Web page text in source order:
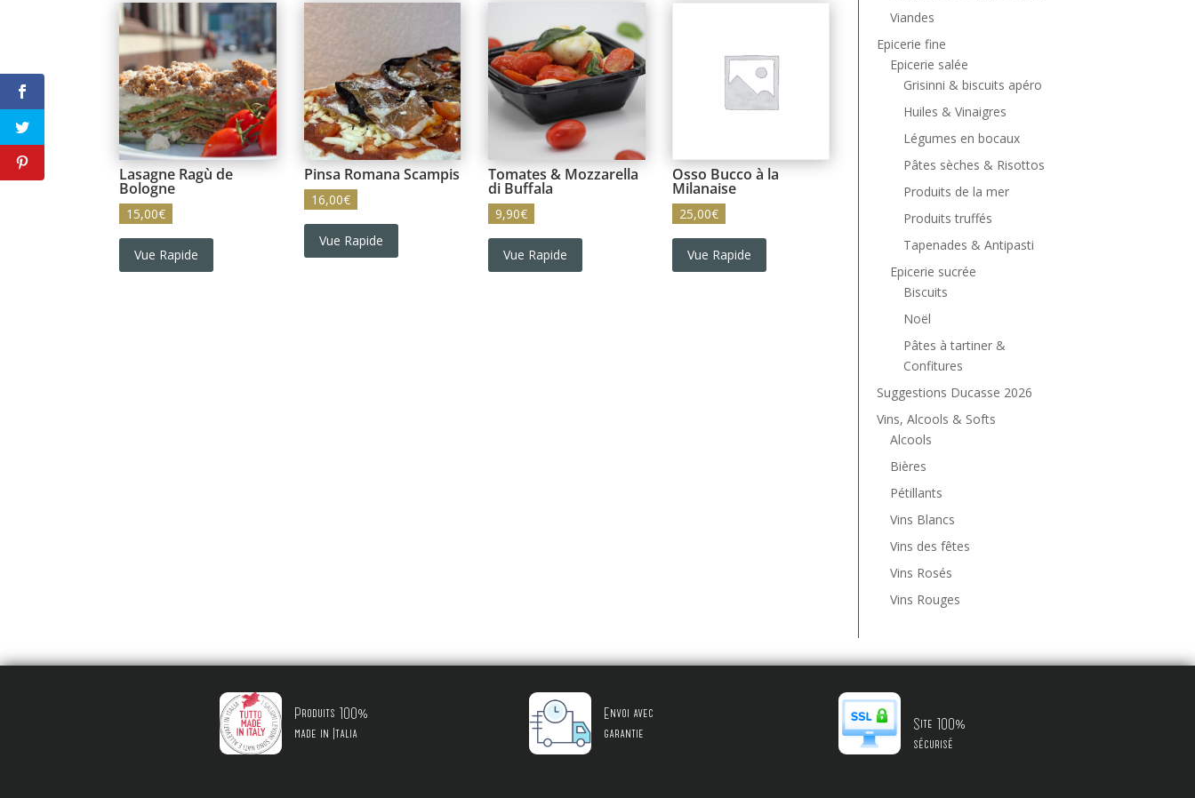
Lasagne Ragù de
Bologne
15,00€
Vue Rapide
Pinsa Romana Scampis
16,00€
Vue Rapide
Tomates & Mozzarella
di Buffala
9,90€
Vue Rapide
Osso Bucco à la
Milanaise
25,00€
Vue Rapide
Viandes
Epicerie fine
Epicerie salée
Grisinni & biscuits apéro
Huiles & Vinaigres
Légumes en bocaux
Pâtes sèches & Risottos
Produits de la mer
Produits truffés
Tapenades & Antipasti
Epicerie sucrée
Biscuits
Noël
Pâtes à tartiner &
Confitures
Suggestions Ducasse 2026
Vins, Alcools & Softs
Alcools
Bières
Pétillants
Vins Blancs
Vins des fêtes
Vins Rosés
Vins Rouges
Produits 100%
made in Italia
Envoi avec
garantie
Site 100%
sécurisé